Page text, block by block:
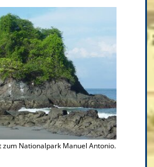
Nationalpark Manuel Antonio.